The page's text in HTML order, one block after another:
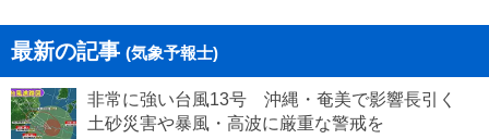
最新の記事 (気象予報士)
非常に強い台風13号 沖縄・奄美で影響長引く
土砂災害や暴風・高波に厳重な警戒を